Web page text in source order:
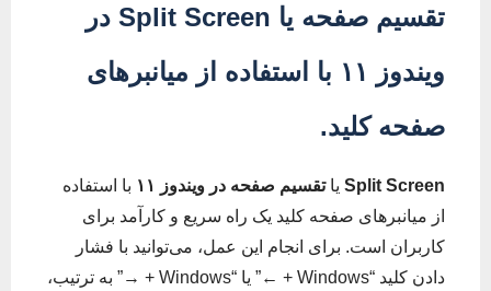
تقسیم صفحه یا Split Screen در
ویندوز ۱۱
با استفاده از میانبرهای
صفحه کلید.
Split Screen یاتقسیم صفحه در ویندوز ۱۱
با استفاده
از میانبرهای صفحه کلید یک راه سریع و کارآمد برای
کاربران است. برای انجام این عمل، می‌توانید با فشار
دادن کلید “Windows + ←” یا “Windows + →” به ترتیب،